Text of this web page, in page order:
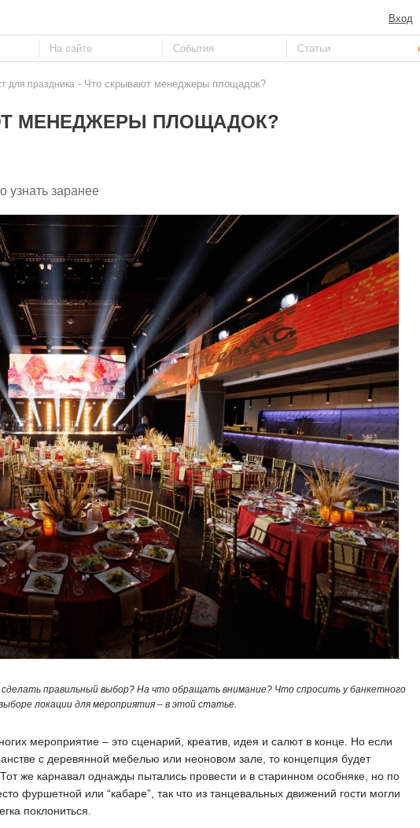
Вход
для праздника - Что скрывают менеджеры площадок?
МЕНЕДЖЕРЫ ПЛОЩАДОК?
узнать заранее
правильный выбор? На что обращать внимание? Что спросить у банкетного
локации для мероприятия – в этой статье.
мероприятие – это сценарий, креатив, идея и салют в конце. Но если
с деревянной мебелью или неоновом зале, то концепция будет
же карнавал однажды пытались провести и в старинном особняке, но по
фуршетной или “кабаре”, так что из танцевальных движений гости могли
поклониться.